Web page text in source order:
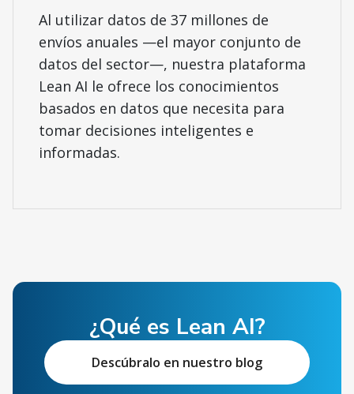
Al utilizar datos de 37 millones de
envíos anuales —el mayor conjunto de
datos del sector—, nuestra plataforma
Lean AI le ofrece los conocimientos
basados en datos que necesita para
tomar decisiones inteligentes e
informadas.
¿Qué es Lean AI?
Descúbralo en nuestro blog